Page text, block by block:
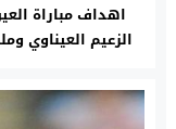
اهداف مباراة
الزعيم العيناوي